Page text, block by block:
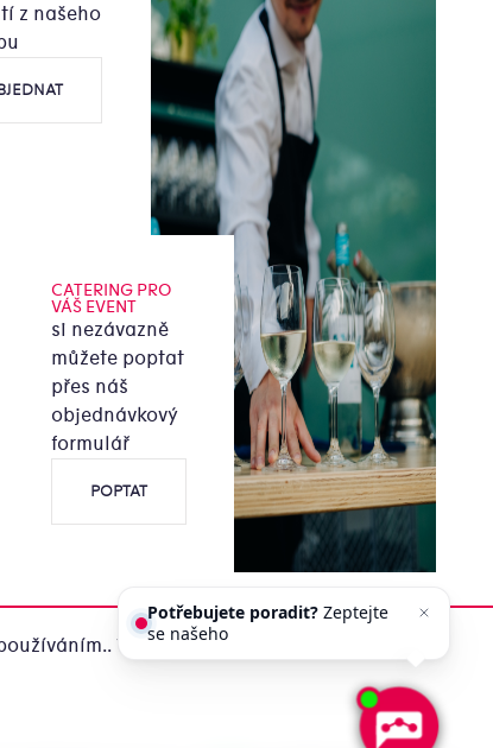
Více informací
z našeho
CATERING PRO
VÁŠ EVENT
si nezávazně
můžete poptat
přes náš
objednávkový
formulář
POPTAT
Potřebujete poradit?Zeptejte
se našeho asistenta